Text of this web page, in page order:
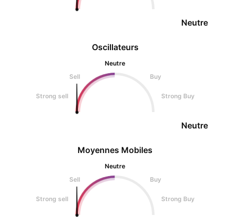
Oscillateurs
Neutre
Sell
Buy
Strong sell Strong Buy
Neutre
Neutre
Moyennes Mobiles
Neutre
Sell
Buy
Strong sell Strong Buy